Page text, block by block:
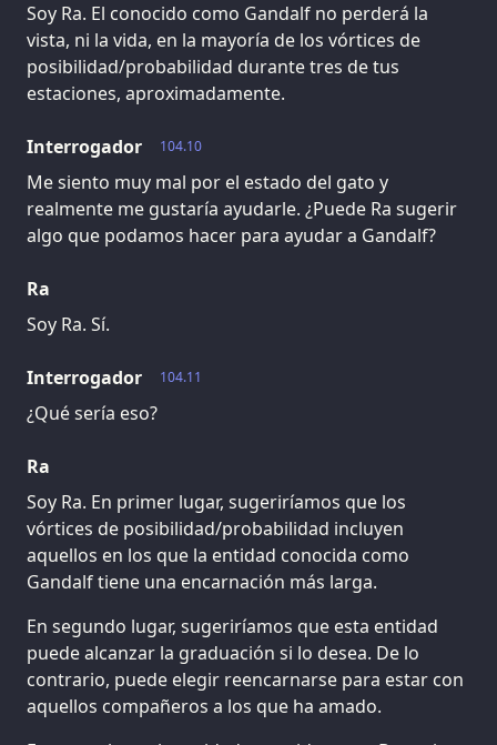
Soy Ra. El conocido como Gandalf no perderá la
vista, ni la vida, en la mayoría de los vórtices de
posibilidad/probabilidad durante tres de tus
estaciones, aproximadamente.
104.10
Interrogador
Me siento muy mal por el estado del gato y
realmente me gustaría ayudarle. ¿Puede Ra sugerir
algo que podamos hacer para ayudar a Gandalf?
Ra
Soy Ra. Sí.
104.11
Interrogador
¿Qué sería eso?
Ra
Soy Ra. En primer lugar, sugeriríamos que los
vórtices de posibilidad/probabilidad incluyen
aquellos en los que la entidad conocida como
Gandalf tiene una encarnación más larga.
En segundo lugar, sugeriríamos que esta entidad
puede alcanzar la graduación si lo desea. De lo
contrario, puede elegir reencarnarse para estar con
aquellos compañeros a los que ha amado.